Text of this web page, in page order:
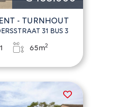
- TURNHOUT
31 BUS 3
1 65m2